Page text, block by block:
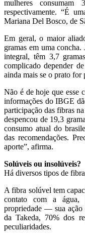
mulheres
respectivamente. “É
Mariana Del Bosco, de
Em geral, o maior
gramas em uma
integral, têm 3,7
complicado depender
ainda mais se o prato for
Não é de hoje que esse
informações do IBGE
participação das fibras
despencou de 19,3
consumo atual do
das recomendações.
aporte”, afirma.
Solúveis ou insolúveis?
Há diversos tipos de
A fibra solúvel tem
contato com a água,
propriedade — sua ação
da Takeda, 70% dos
peculiaridades.